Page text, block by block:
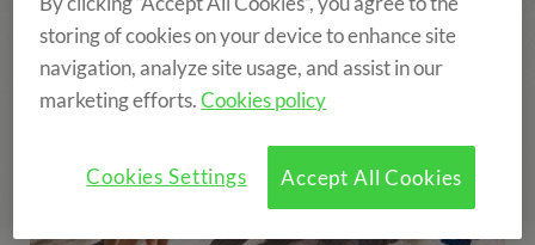
storing of cookies on your device to enhance site
navigation, analyze site usage, and assist in our
marketing efforts.Cookies policy
Accept All Cookies
Cookies Settings